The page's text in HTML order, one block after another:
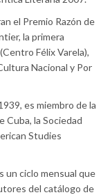
el Premio Razón de
la primera
Félix Varela),
Nacional y Por
es miembro de la
la Sociedad
Studies
un ciclo mensual que
del catálogo de